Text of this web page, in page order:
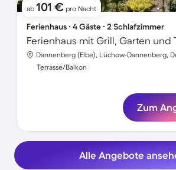
ab 101 € pro Nacht
Ferienhaus ∙ 4 Gäste ∙ 2 Schlafzimmer
Dannenberg (Elbe), Lüchow-Dannenberg,
Terrasse/Balkon
Zum
Alle Angebote